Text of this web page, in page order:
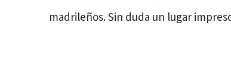
madrileños. Sin duda un lugar